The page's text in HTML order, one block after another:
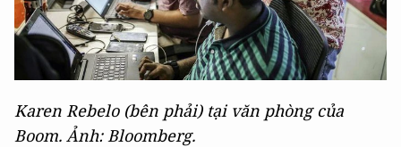
Karen Rebelo (bên phải) tại văn phòng của
Boom. Ảnh: Bloomberg.